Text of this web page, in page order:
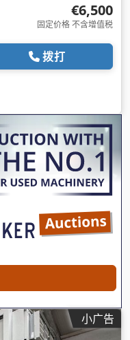
€6,500
固定价格 不含增值税
拨打
小广告